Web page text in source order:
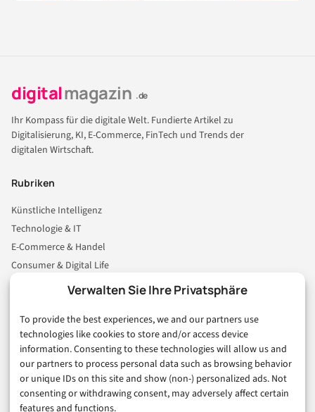
Verwalten Sie Ihre Privatsphäre
To provide the best experiences, we and our partners use
technologies like cookies to store and/or access device
information. Consenting to these technologies will allow us and
our partners to process personal data such as browsing behavior
or unique IDs on this site and show (non-) personalized ads. Not
consenting or withdrawing consent, may adversely affect certain
features and functions.
digitalmagazin .de
Ihr Kompass für die digitale Welt. Fundierte Artikel zu
Digitalisierung, KI, E-Commerce, FinTech und Trends der
digitalen Wirtschaft.
Rubriken
Künstliche Intelligenz
Technologie & IT
E-Commerce & Handel
Consumer & Digital Life
Business & Karriere
Sicherheit & Recht
Digitalisierung
Marketing
Magazin